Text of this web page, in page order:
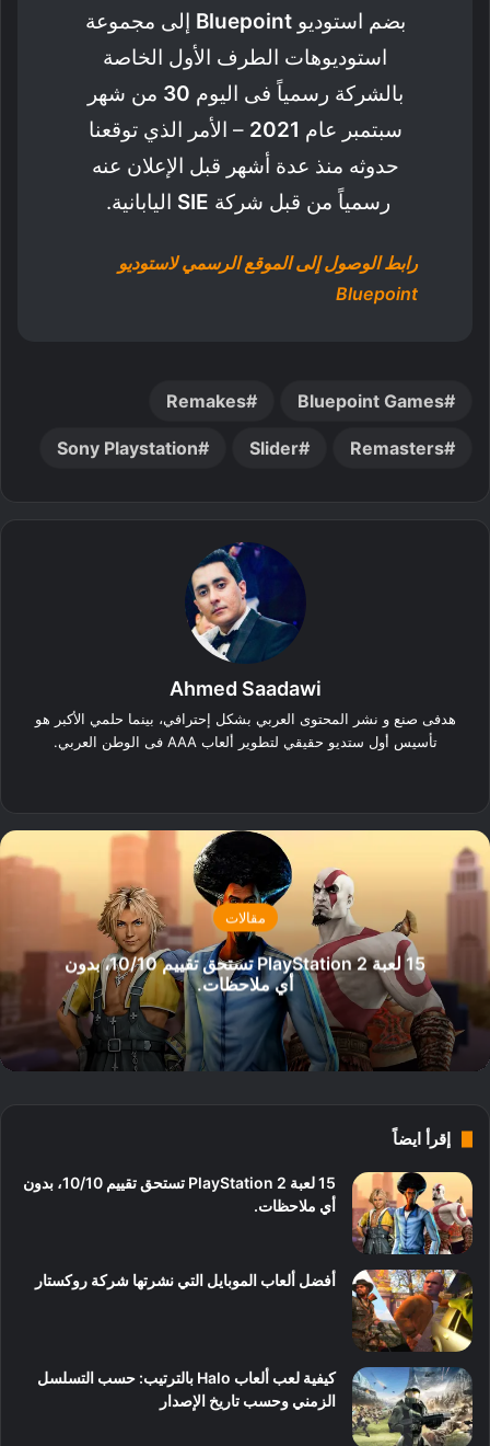
بضم استوديوBluepoint إلى مجموعة
استوديوهات الطرف الأول الخاصة
بالشركة رسمياً فى اليوم 30 من شهر
سبتمبر عام 2021 – الأمر الذي توقعنا
حدوثه منذ عدة أشهر قبل الإعلان عنه
رسمياً من قبل شركة SIE اليابانية.
رابط الوصول إلى الموقع الرسمي لاستوديو
Bluepoint
Bluepoint Games
Remakes
Remasters
Slider
Sony Playstation
Ahmed Saadawi
هدفى صنع و نشر المحتوى العربي بشكل إحترافي، بينما حلمي الأكبر هو
تأسيس أول ستديو حقيقي لتطوير ألعاب AAA فى الوطن العربي.
مقالات
15 لعبة PlayStation 2 تستحق تقييم 10/10، بدون
أي ملاحظات.
إقرأ ايضاً
15 لعبة PlayStation 2 تستحق تقييم 10/10، بدون
أي ملاحظات.
أفضل ألعاب الموبايل التي نشرتها شركة روكستار
كيفية لعب ألعاب Halo بالترتيب: حسب التسلسل
الزمني وحسب تاريخ الإصدار